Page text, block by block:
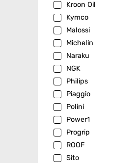
Kroon Oil
Kymco
Malossi
Michelin
Naraku
NGK
Philips
Piaggio
Polini
Power1
Progrip
ROOF
Sito